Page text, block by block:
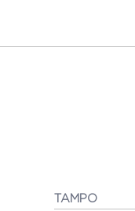
TAMPO